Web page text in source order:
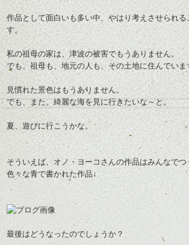
作品として面白いも多い中、やはり考えさせられ
す。
私の祖母の家は、津波の被害でもうありません。
でも、祖母も、地元の人も、その土地に住んでいま
見慣れた景色はもうありません。
でも、また、綺麗な海を見に行きたいな～と。
夏、遊びに行こうかな。
そういえば、オノ・ヨーコさんの作品はみんなでつ
色々な青で書かれた作品↓
最後はどうなったのでしょうか？